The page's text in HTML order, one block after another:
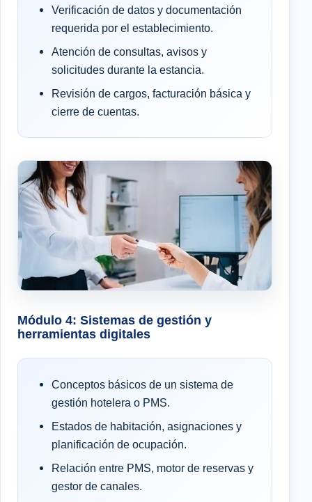
Verificación de datos y documentación
requerida por el establecimiento.
Atención de consultas, avisos y
solicitudes durante la estancia.
Revisión de cargos, facturación básica y
cierre de cuentas.
Módulo 4: Sistemas de gestión y
herramientas digitales
Conceptos básicos de un sistema de
gestión hotelera o PMS.
Estados de habitación, asignaciones y
planificación de ocupación.
Relación entre PMS, motor de reservas y
gestor de canales.